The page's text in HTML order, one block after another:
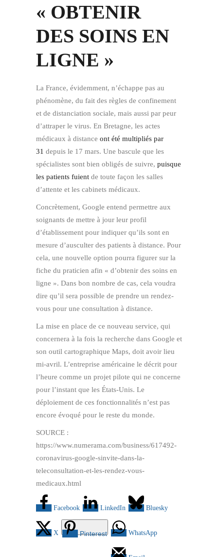
« OBTENIR
DES SOINS EN
LIGNE »
La France, évidemment, n’échappe pas au
phénomène, du fait des règles de confinement
et de distanciation sociale, mais aussi par peur
d’attraper le virus. En Bretagne, les actes
médicaux à distance ont été multipliés par
31 depuis le 17 mars. Une bascule que les
spécialistes sont bien obligés de suivre, puisque
les patients fuient de toute façon les salles
d’attente et les cabinets médicaux.
Concrètement, Google entend permettre aux
soignants de mettre à jour leur profil
d’établissement pour indiquer qu’ils sont en
mesure d’ausculter des patients à distance. Pour
cela, une nouvelle option pourra figurer sur la
fiche du praticien afin « d’obtenir des soins en
ligne ». Dans bon nombre de cas, cela voudra
dire qu’il sera possible de prendre un rendez-
vous pour une consultation à distance.
La mise en place de ce nouveau service, qui
concernera à la fois la recherche dans Google et
son outil cartographique Maps, doit avoir lieu
mi-avril. L’entreprise américaine le décrit pour
l’heure comme un projet pilote qui ne concerne
pour l’instant que les États-Unis. Le
déploiement de ces fonctionnalités n’est pas
encore évoqué pour le reste du monde.
SOURCE :
https://www.numerama.com/business/617492-
coronavirus-google-sinvite-dans-la-
teleconsultation-et-les-rendez-vous-
medicaux.html
Facebook LinkedIn Bluesky
X Pinterest WhatsApp